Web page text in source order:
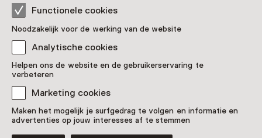
Functionele cookies
Noodzakelijk voor de werking van de website
Analytische cookies
Helpen ons de website en de gebruikerservaring te
verbeteren
Marketing cookies
Maken het mogelijk je surfgedrag te volgen en informatie en
advertenties op jouw interesses af te stemmen
Vaste collectie
Keuze uit eigen collectie